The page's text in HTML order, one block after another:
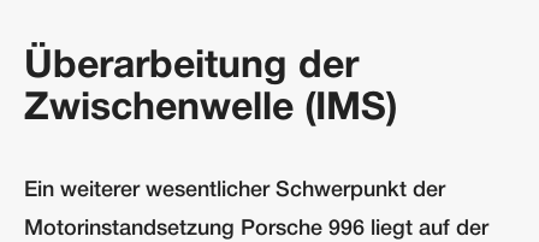
Überarbeitung der
Zwischenwelle (IMS)
Ein weiterer wesentlicher Schwerpunkt der
Motorinstandsetzung Porsche 996 liegt auf der